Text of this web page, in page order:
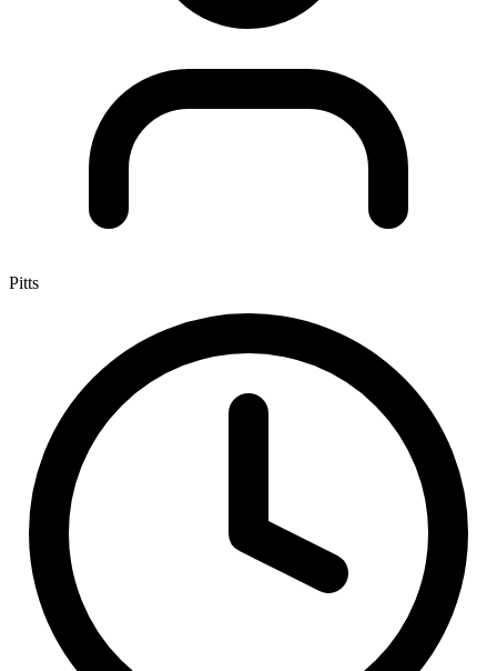
Pitts